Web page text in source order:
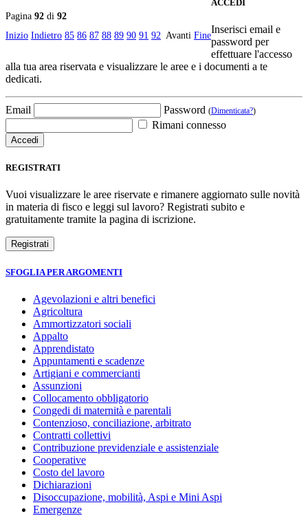
Pagina 92 di 92
Inizio Indietro 85 86 87 88 89 90 91 92 Avanti Fine
ACCEDI
Inserisci email e
password per
effettuare l'accesso
alla tua area riservata e visualizzare le aree e i documenti a te
dedicati.
Email Password (Dimenticata?)
Rimani connesso
REGISTRATI
Vuoi visualizzare le aree riservate e rimanere aggiornato sulle novità
in materia di fisco e leggi sul lavoro? Registrati subito e
gratuitamente tramite la pagina di iscrizione.
SFOGLIA PER ARGOMENTI
Agevolazioni e altri benefici
Agricoltura
Ammortizzatori sociali
Appalto
Apprendistato
Appuntamenti e scadenze
Artigiani e commercianti
Assunzioni
Collocamento obbligatorio
Congedi di maternità e parentali
Contenzioso, conciliazione, arbitrato
Contratti collettivi
Contribuzione previdenziale e assistenziale
Cooperative
Costo del lavoro
Dichiarazioni
Disoccupazione, mobilità, Aspi e Mini Aspi
Emergenze